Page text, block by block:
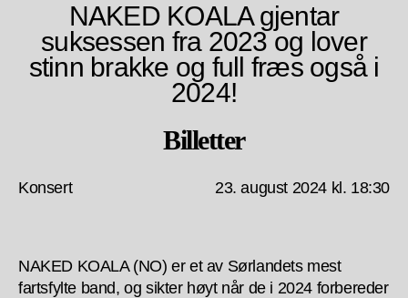
NAKED KOALA gjentar
suksessen fra 2023 og lover
stinn brakke og full fræs også i
2024!
Billetter
Konsert 23. august 2024 kl. 18:30
NAKED KOALA (NO) er et av Sørlandets mest
fartsfylte band, og sikter høyt når de i 2024 forbereder